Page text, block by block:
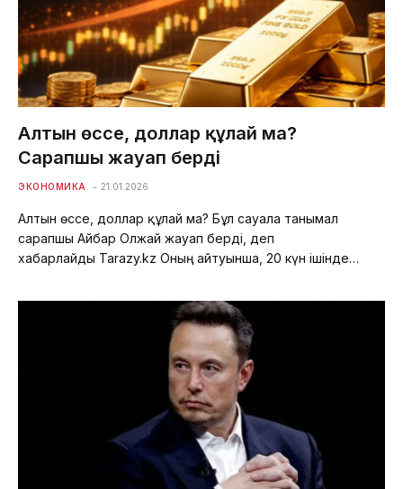
Алтын өссе, доллар құлай ма?
Сарапшы жауап берді
ЭКОНОМИКА 21.01.2026
Алтын өссе, доллар құлай ма? Бұл сауалға танымал
сарапшы Айбар Олжай жауап берді, деп
хабарлайды Tarazy.kz Оның айтуынша, 20 күн ішінде…